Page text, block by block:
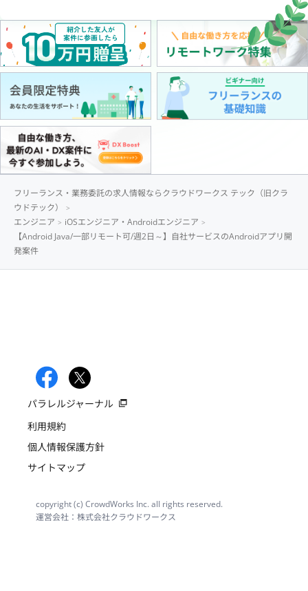
フリーランス・業務委託の求人情報ならクラウドワークス テック（旧クラ
ウドテック）
エンジニア
iOSエンジニア・Androidエンジニア
【Android Java/一部リモート可/週2日～】自社サービスのAndroidアプリ開
発案件
パラレルジャーナル
利用規約
個人情報保護方針
サイトマップ
copyright (c) CrowdWorks Inc. all rights reserved.
運営会社：株式会社クラウドワークス